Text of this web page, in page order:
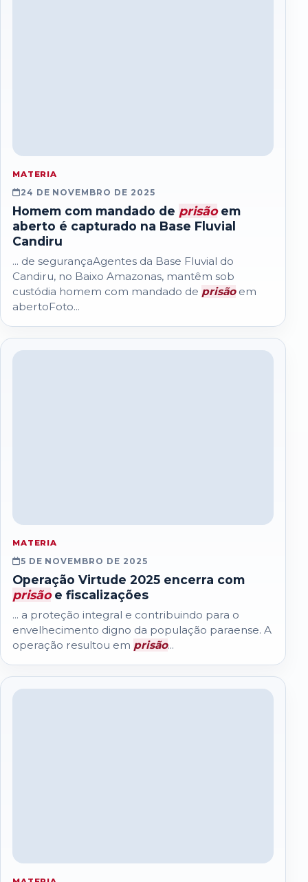
MATERIA
24 DE NOVEMBRO DE 2025
Homem com mandado de prisãoem
aberto é capturado na Base Fluvial
Candiru
... de segurançaAgentes da Base Fluvial do
Candiru, no Baixo Amazonas, mantêm sob
custódia homem com mandado de prisãoem
abertoFoto...
MATERIA
5 DE NOVEMBRO DE 2025
Operação Virtude 2025 encerra com
prisãoe fiscalizações
... a proteção integral e contribuindo para o
envelhecimento digno da população paraense. A
operação resultou em prisão...